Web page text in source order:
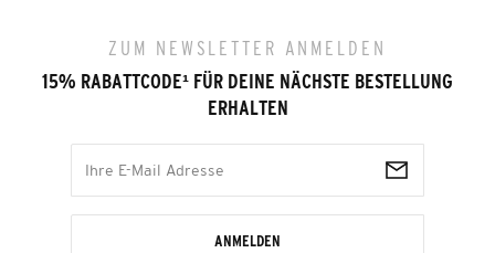
ZUM NEWSLETTER ANMELDEN
15% RABATTCODE¹ FÜR DEINE NÄCHSTE BESTELLUNG
ERHALTEN
ANMELDEN